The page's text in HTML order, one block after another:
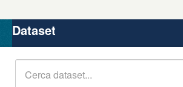
Organizzazioni
Gruppi
Dataset